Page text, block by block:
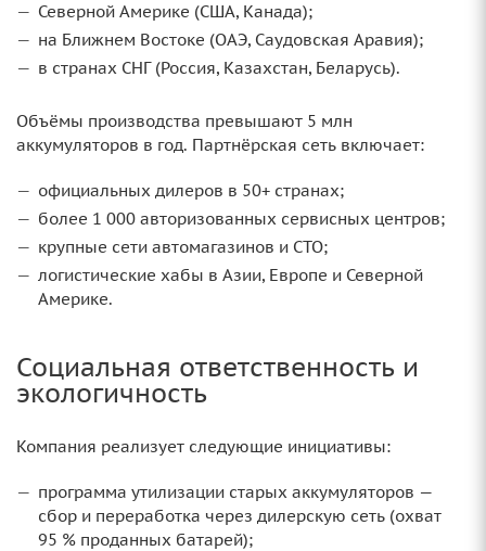
Северной Америке (США, Канада);
на Ближнем Востоке (ОАЭ, Саудовская Аравия);
в странах СНГ (Россия, Казахстан, Беларусь).
Объёмы производства превышают 5 млн
аккумуляторов в год. Партнёрская сеть включает:
официальных дилеров в 50+ странах;
более 1 000 авторизованных сервисных центров;
крупные сети автомагазинов и СТО;
логистические хабы в Азии, Европе и Северной
Америке.
Социальная ответственность и
экологичность
Компания реализует следующие инициативы:
программа утилизации старых аккумуляторов —
сбор и переработка через дилерскую сеть (охват
95 % проданных батарей);